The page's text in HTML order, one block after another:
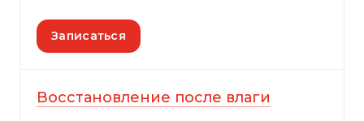
Записаться
Восстановление после влаги